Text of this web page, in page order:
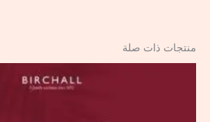
منتجات ذات صلة